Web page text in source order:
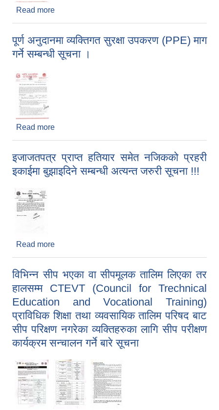
Read more
पूर्ण अनुदानमा व्यक्तिगत सुरक्षा उपकरण (PPE) माग
गर्ने सम्बन्धी सूचना ।
Read more
इजाजतपत्र प्राप्त हतियार समेत नजिकको प्रहरी
इकाईमा बुझाइदिने सम्बन्धी अत्यन्त जरुरी सूचना !!!
Read more
विभिन्न सीप भएका वा सीपमूलक तालिम लिएका तर
हालसम्म CTEVT (Council for Trechnical
Education and Vocational Training)
प्राविधिक शिक्षा तथा व्यवसायिक तालिम परिषद बाट
सीप परिक्षण नगरेका व्यक्तिहरुका लागि सीप परीक्षण
कार्यक्रम सन्चालन गर्ने बारे सूचना